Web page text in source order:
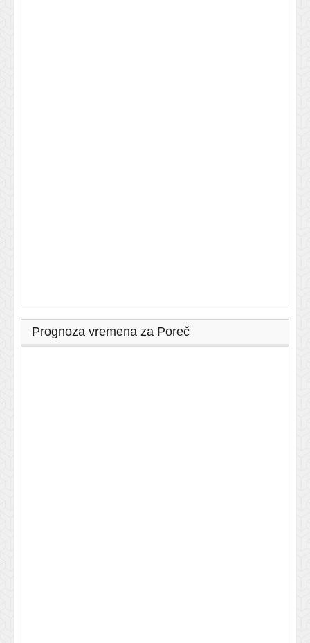
Prognoza vremena za Poreč